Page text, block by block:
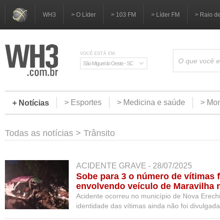
WH3 > O Líder > 103 FM > Líder FM > Raio
VOCÊ ESTÁ EM:
São Miguel do Oeste - SC
+ Notícias > Esportes > Medicina e saúde >
Todas as notícias > Trânsito
ACIDENTE GRAVE - 28/07/2025
Sobe para 3 o número de vítimas
envolvendo veículo de Maravilha
Acidente ocorreu no município de Nova
identidade das vítimas ainda não foi divulgada